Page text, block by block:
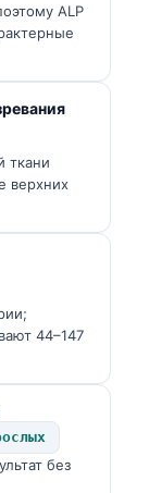
ALP
ткани
верхних
44–147
без